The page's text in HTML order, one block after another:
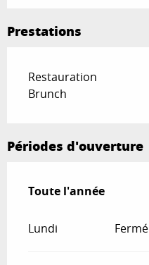
Prestations
Restauration
Brunch
Périodes d'ouverture
Toute l'année
Toute l'année
Lundi Fermé